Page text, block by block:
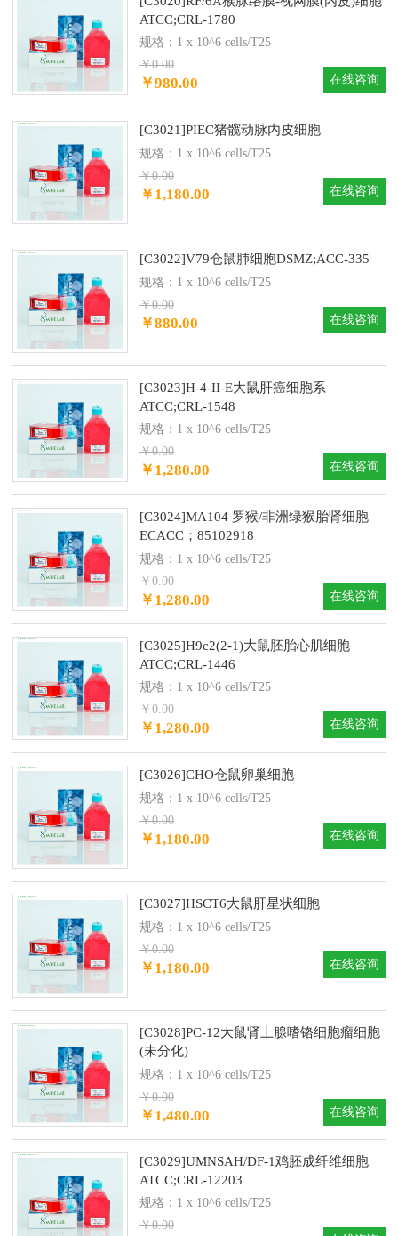
ATCC;CRL-1780
规格：1 x 10^6 cells/T25
￥0.00
￥980.00 在线咨询
[C3021]PIEC猪髋动脉内皮细胞
规格：1 x 10^6 cells/T25
￥0.00
￥1,180.00 在线咨询
[C3022]V79仓鼠肺细胞DSMZ;ACC-335
规格：1 x 10^6 cells/T25
￥0.00
￥880.00 在线咨询
[C3023]H-4-II-E大鼠肝癌细胞系
ATCC;CRL-1548
规格：1 x 10^6 cells/T25
￥0.00
￥1,280.00 在线咨询
[C3024]MA104 罗猴/非洲绿猴胎肾细胞
ECACC；85102918
规格：1 x 10^6 cells/T25
￥0.00
￥1,280.00 在线咨询
[C3025]H9c2(2-1)大鼠胚胎心肌细胞
ATCC;CRL-1446
规格：1 x 10^6 cells/T25
￥0.00
￥1,280.00 在线咨询
[C3026]CHO仓鼠卵巢细胞
规格：1 x 10^6 cells/T25
￥0.00
￥1,180.00 在线咨询
[C3027]HSCT6大鼠肝星状细胞
规格：1 x 10^6 cells/T25
￥0.00
￥1,180.00 在线咨询
[C3028]PC-12大鼠肾上腺嗜铬细胞瘤细胞
(未分化)
规格：1 x 10^6 cells/T25
￥0.00
￥1,480.00 在线咨询
[C3029]UMNSAH/DF-1鸡胚成纤维细胞
ATCC;CRL-12203
规格：1 x 10^6 cells/T25
￥0.00